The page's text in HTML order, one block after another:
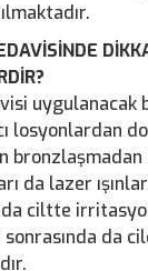
uygulanacak
losyonlardan
da lazer
ciltte
da